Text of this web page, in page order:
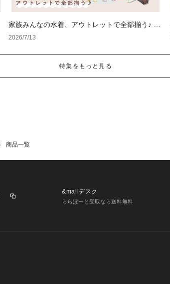
家族みんなの水着、アウトレットで全部揃う♪ ス
イムウェア特集
2026/7/13
特集をもっと見る
商品一覧
&mallデスク
ららぽーと受取なら送料無料